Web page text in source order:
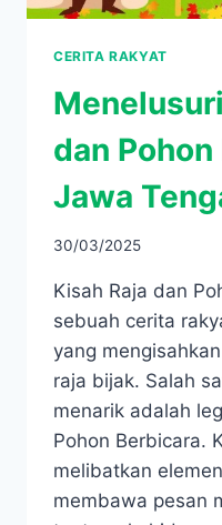
CERITA RAKYAT
dan
Jawa
30/03/2025
Kisah Raja dan
sebuah cerita
yang
raja bijak. Salah
menarik adalah
Pohon Berbicara.
melibatkan
membawa pesan